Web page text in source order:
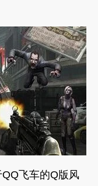
飞车的Q版风